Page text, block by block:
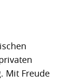
Mit Freude